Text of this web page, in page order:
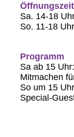
Sa. 14-18
So. 11-18 Uhr
Programm
Sa ab 15
Mitmachen
So um 15
Special-